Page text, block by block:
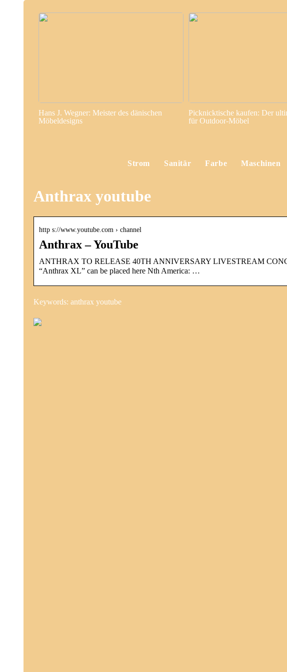
Hans J. Wegner: Meister des dänischen
Möbeldesigns
Picknicktische kaufen: Der
für Outdoor-Möbel
Strom Sanitär Farbe Maschinen
Anthrax youtube
http s://www.youtube.com › channel
Anthrax – YouTube
ANTHRAX TO RELEASE 40TH ANNIVERSARY LIVESTREAM
“Anthrax XL” can be placed here Nth America: …
Keywords: anthrax youtube